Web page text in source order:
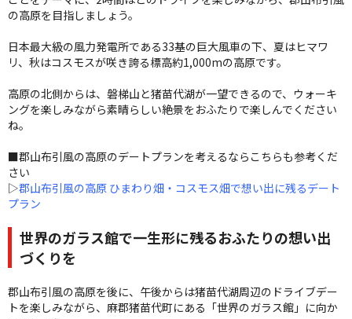
の高原を目指しましょう。
日本最大級の風力発電所である33基の巨大風車の下、夏はヒマワ
リ、秋はコスモスが咲き誇る標高約1,000mの高原です。
高原の北側からは、磐梯山と猪苗代湖が一望できるので、ウォーキ
ングを楽しみながら素晴らしい絶景をおふたりで楽しんでください
ね。
■郡山布引風の高原のデートプランを考えるならこちらも参考くだ
さい
▷郡山布引風の高原 ひまわり畑・コスモス畑で想い出に残るデート
プラン
世界のガラス館で一生形に残るおふたりの想い出
づくりを
郡山布引風の高原を後に、午後からは猪苗代湖周辺のドライブデー
トを楽しみながら、麻郡猪苗代町にある「世界のガラス館」に向か